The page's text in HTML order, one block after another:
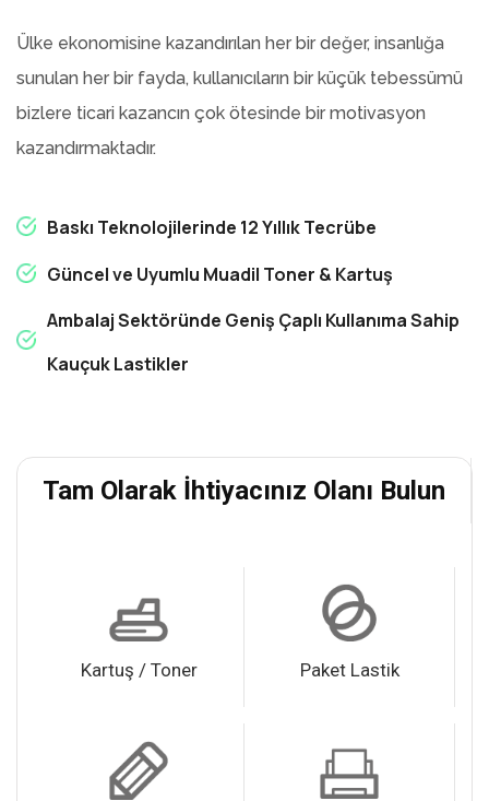
Ülke ekonomisine kazandırılan her bir değer, insanlığa
sunulan her bir fayda, kullanıcıların bir küçük tebessümü
bizlere ticari kazancın çok ötesinde bir motivasyon
kazandırmaktadır.
Baskı Teknolojilerinde 12 Yıllık Tecrübe
Güncel ve Uyumlu Muadil Toner & Kartuş
Ambalaj Sektöründe Geniş Çaplı Kullanıma Sahip
Kauçuk Lastikler
Tam Olarak İhtiyacınız Olanı Bulun
Kartuş / Toner Paket Lastik